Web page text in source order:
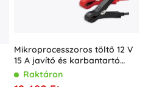
Mikroprocesszoros töltő 12 V
15 A javító és karbantartó
funkcióval, LCD, AGM, GEL és
Raktáron